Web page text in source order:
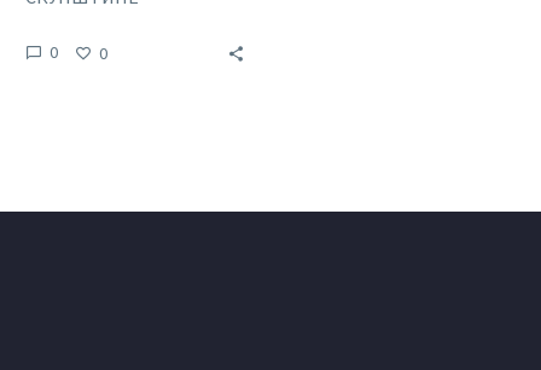
ЧАЧАК у формату који
до wхатевер yоу wант то
0 0